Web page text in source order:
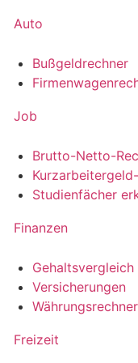
Auto
Bußgeldrechner
Job
Brutto-Netto-
Studienfächer
Finanzen
Gehaltsvergleich
Versicherungen
Währungsrechner
Freizeit